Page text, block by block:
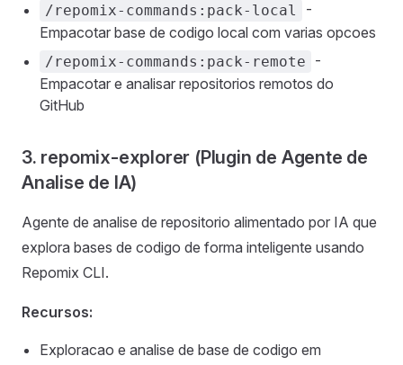
/repomix-commands:pack-local
-
Empacotar base de codigo local com varias opcoes
/repomix-commands:pack-remote
-
Empacotar e analisar repositorios remotos do
GitHub
3. repomix-explorer (Plugin de Agente de
Analise de IA)
Agente de analise de repositorio alimentado por IA que
explora bases de codigo de forma inteligente usando
Repomix CLI.
Recursos:
Exploracao e analise de base de codigo em